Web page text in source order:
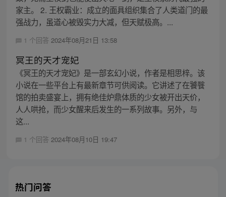
家主。 2. 王权霸业：成立的面具组织集合了人类道门的最
强战力，虽道心被毁实力大减，但天赋极高。...
1 个回答 2024年08月21日 13:58
冥王的天才宠妃
《冥王的天才宠妃》是一部玄幻小说，作者是相思梓。该
小说在一些平台上有最新章节可供阅读。它讲述了在饕餮
馆的拍卖盛宴上，拥有绝佳炉鼎体质的少女被开出天价，
人人哄抢，而少女醒来后发生的一系列故事。另外，与
这...
1 个回答 2024年08月10日 19:47
热门问答